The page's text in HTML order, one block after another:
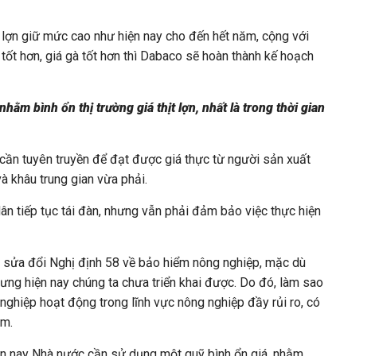
giữ mức cao như hiện nay cho đến hết năm, cộng với
hơn, giá gà tốt hơn thì Dabaco sẽ hoàn thành kế hoạch
bình ổn thị trường giá thịt lợn, nhất là trong thời gian
tuyên truyền để đạt được giá thực từ người sản xuất
khâu trung gian vừa phải.
tiếp tục tái đàn, nhưng vẫn phải đảm bảo việc thực hiện
sửa đổi Nghị định 58 về bảo hiểm nông nghiệp, mặc dù
hiện nay chúng ta chưa triển khai được. Do đó, làm sao
hoạt động trong lĩnh vực nông nghiệp đầy rủi ro, có